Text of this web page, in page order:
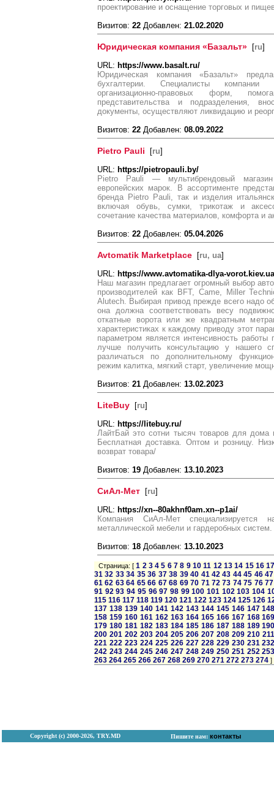
проектирование и оснащение торговых и
Визитов: 22 Добавлен: 21.02.2020
Юридическая компания «Базальт» [ru]
URL: https://www.basalt.ru/
Юридическая компания «Базальт»
бухгалтерии. Специалисты
организационно-правовых форм,
представительства и подразделения,
документы, осуществляют ликвидацию и
Визитов: 22 Добавлен: 08.09.2022
Pietro Pauli [ru]
URL: https://pietropauli.by/
Pietro Pauli — мультибрендовый
европейских марок. В ассортименте
бренда Pietro Pauli, так и изделия
включая обувь, сумки, трикотаж и
сочетание качества материалов, комфорта и
Визитов: 22 Добавлен: 05.04.2026
Avtomatik Marketplace [ru, ua]
URL: https://www.avtomatika-dlya-vorot.kiev.ua
Наш магазин предлагает огромный выбор
производителей как BFT, Came, Miller
Alutech. Выбирая привод прежде всего надо
она должна соответствовать весу
откатные ворота или же квадратным
характеристиках к каждому приводу этот
параметром является интенсивность
лучше получить консультацию у нашего
различаться по дополнительному
режим калитка, мягкий старт, увеличение
Визитов: 21 Добавлен: 13.02.2023
LiteBuy [ru]
URL: https://litebuy.ru/
ЛайтБай это сотни тысяч товаров для дома
Бесплатная доставка. Оптом и розницу.
возврат товара/
Визитов: 19 Добавлен: 13.10.2023
СиАл-Мет [ru]
URL: https://xn--80akhnf0am.xn--p1ai/
Компания СиАл-Мет специализируется
металлической мебели и гардеробных систем.
Визитов: 18 Добавлен: 13.10.2023
Страница: [1 2 3 4 5 6 7 8 9 10 11 12 13 14 15 16
31 32 33 34 35 36 37 38 39 40 41 42 43 44 45 46 47
61 62 63 64 65 66 67 68 69 70 71 72 73 74 75 76 77
91 92 93 94 95 96 97 98 99 100 101 102 103 104
115 116 117 118 119 120 121 122 123 124 125 126
137 138 139 140 141 142 143 144 145 146 147
158 159 160 161 162 163 164 165 166 167 168
179 180 181 182 183 184 185 186 187 188 189
200 201 202 203 204 205 206 207 208 209 210 211
221 222 223 224 225 226 227 228 229 230 231
242 243 244 245 246 247 248 249 250 251 252
263 264 265 266 267 268 269 270 271 272 273 274 ]
Copyright (с) 2000-2026, TRY.MD Пишите нам: контакты